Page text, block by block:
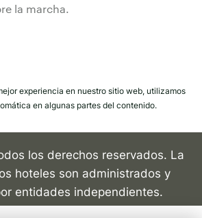
la marcha.
experiencia en nuestro sitio web, utilizamos
en algunas partes del contenido.
los derechos reservados. La
hoteles son administrados y
entidades independientes.